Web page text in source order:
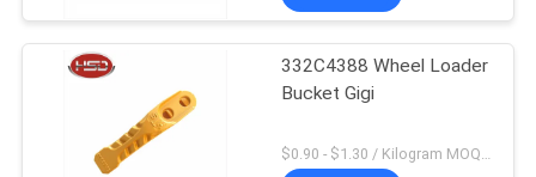
332C4388 Wheel Loader
Bucket Gigi